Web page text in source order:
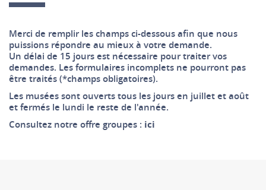
Merci de remplir les champs ci-dessous afin que nous
puissions répondre au mieux à votre demande.
Un délai de 15 jours est nécessaire pour traiter vos
demandes. Les formulaires incomplets ne pourront pas
être traités (*champs obligatoires).
Les musées sont ouverts tous les jours en juillet et août
et fermés le lundi le reste de l'année.
Consultez notre offre groupes : ici